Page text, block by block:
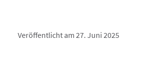
Veröffentlicht am 27. Juni 2025